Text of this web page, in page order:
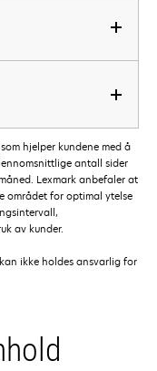
hjelper kundene med å
antall sider
Lexmark anbefaler at
området for optimal ytelse
av kunder.
ikke holdes ansvarlig for